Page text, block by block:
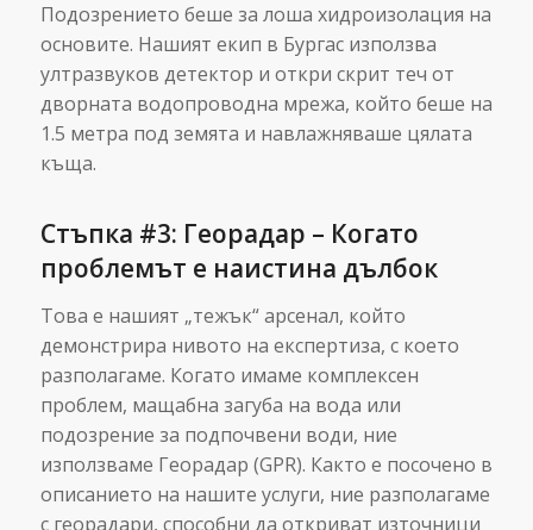
Подозрението беше за лоша хидроизолация на
основите. Нашият екип в Бургас използва
ултразвуков детектор и откри скрит теч от
дворната водопроводна мрежа, който беше на
1.5 метра под земята и навлажняваше цялата
къща.
Стъпка #3: Георадар – Когато
проблемът е наистина дълбок
Това е нашият „тежък“ арсенал, който
демонстрира нивото на експертиза, с което
разполагаме. Когато имаме комплексен
проблем, мащабна загуба на вода или
подозрение за подпочвени води, ние
използваме Георадар (GPR). Както е посочено в
описанието на нашите услуги, ние разполагаме
с георадари, способни да откриват източници